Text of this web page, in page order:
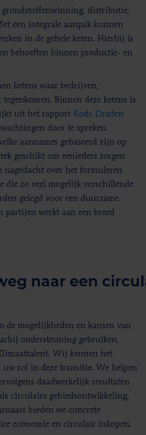
grondstoffenwinning, distributie,
een integrale aanpak kunnen
in de gehele keten. Hierbij is
behoeften binnen productie- en
ketens waar bedrijven,
Binnen deze ketens is
uit het rapport Rode Draden
door te spreken.
aannames gebaseerd zijn op
geschikt om eenieders zorgen
nagedacht over het formuleren
die zo veel mogelijk verschillende
gelegd voor een duurzame
partijen werkt aan een breed
naar een
de mogelijkheden en kansen van
ondersteuning gebruiken,
Wij kennen het
rol in deze transitie. We helpen
daadwerkelijk resultaten
circulaire gebiedsontwikkeling,
bieden we concrete
economie en circulair inkopen.